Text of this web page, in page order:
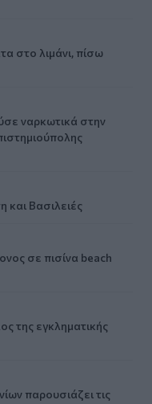
στο λιμάνι, πίσω
ναρκωτικά στην
Βασιλειές
σε πισίνα beach
της εγκληματικής
παρουσιάζει τις